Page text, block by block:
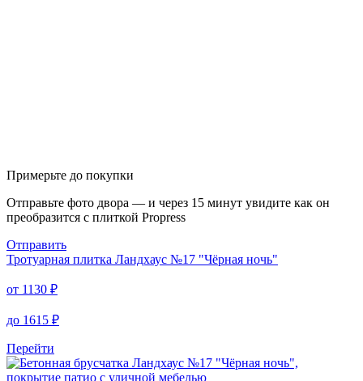
Примерьте до покупки
Отправьте фото двора — и через 15 минут увидите как он
преобразится с плиткой Propress
Отправить
Тротуарная плитка Ландхаус №17 "Чёрная ночь"
от 1130 ₽
до 1615 ₽
Перейти